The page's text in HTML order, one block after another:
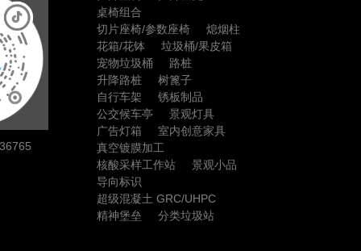
桌椅组合
切片座椅/参数座椅
熄烟柱
花箱/花钵
垃圾桶/果皮箱
宠物垃圾桶
路桩
升降路桩
树篦子
自行车架
锈板制品
公交候车亭
景观灯具
广告灯箱
室内创意家具
真空镀膜加工
核酸采样工作站
景观小品
导向标识
超级混凝土 GRC/UHPC
精神堡垒
分类垃圾站